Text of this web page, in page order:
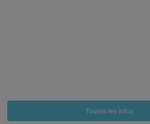
Toutes les infos